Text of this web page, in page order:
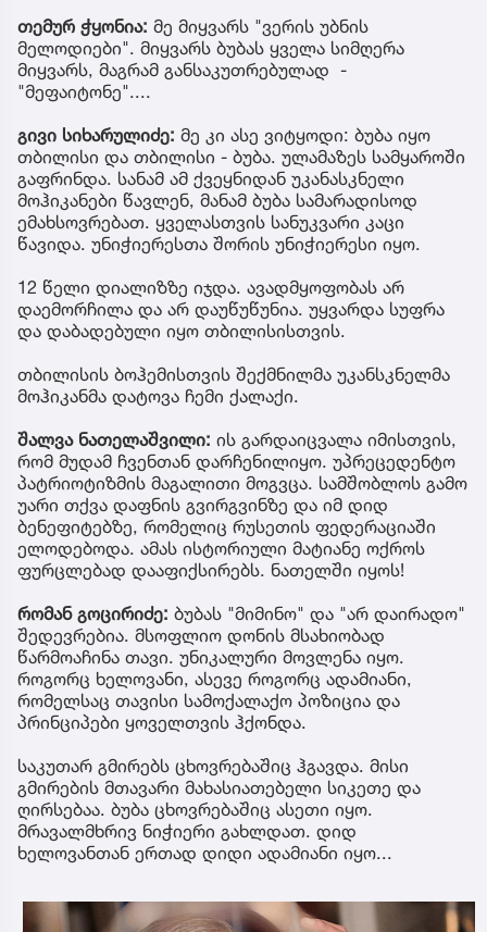
თემურ ჭყონია: მე მიყვარს "ვერის უბნის
მელოდიები". მიყვარს ბუბას ყველა სიმღერა
მიყვარს, მაგრამ განსაკუთრებულად -
"მეფაიტონე"....
გივი სიხარულიძე: მე კი ასე ვიტყოდი: ბუბა იყო
თბილისი და თბილისი - ბუბა. ულამაზეს სამყაროში
გაფრინდა. სანამ ამ ქვეყნიდან უკანასკნელი
მოჰიკანები წავლენ, მანამ ბუბა სამარადისოდ
ემახსოვრებათ. ყველასთვის სანუკვარი კაცი
წავიდა. უნიჭიერესთა შორის უნიჭიერესი იყო.
12 წელი დიალიზზე იჯდა. ავადმყოფობას არ
დაემორჩილა და არ დაუწუწუნია. უყვარდა სუფრა
და დაბადებული იყო თბილისისთვის.
თბილისის ბოჰემისთვის შექმნილმა უკანსკნელმა
მოჰიკანმა დატოვა ჩემი ქალაქი.
შალვა ნათელაშვილი: ის გარდაიცვალა იმისთვის,
რომ მუდამ ჩვენთან დარჩენილიყო. უპრეცედენტო
პატრიოტიზმის მაგალითი მოგვცა. სამშობლოს გამო
უარი თქვა დაფნის გვირგვინზე და იმ დიდ
ბენეფიტებზე, რომელიც რუსეთის ფედერაციაში
ელოდებოდა. ამას ისტორიული მატიანე ოქროს
ფურცლებად დააფიქსირებს. ნათელში იყოს!
რომან გოცირიძე: ბუბას "მიმინო" და "არ დაირადო"
შედევრებია. მსოფლიო დონის მსახიობად
წარმოაჩინა თავი. უნიკალური მოვლენა იყო.
როგორც ხელოვანი, ასევე როგორც ადამიანი,
რომელსაც თავისი სამოქალაქო პოზიცია და
პრინციპები ყოველთვის ჰქონდა.
საკუთარ გმირებს ცხოვრებაშიც ჰგავდა. მისი
გმირების მთავარი მახასიათებელი სიკეთე და
ღირსებაა. ბუბა ცხოვრებაშიც ასეთი იყო.
მრავალმხრივ ნიჭიერი გახლდათ. დიდ
ხელოვანთან ერთად დიდი ადამიანი იყო...